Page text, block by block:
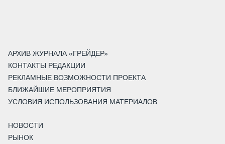
АРХИВ ЖУРНАЛА «ГРЕЙДЕР»
КОНТАКТЫ РЕДАКЦИИ
РЕКЛАМНЫЕ ВОЗМОЖНОСТИ ПРОЕКТА
БЛИЖАЙШИЕ МЕРОПРИЯТИЯ
УСЛОВИЯ ИСПОЛЬЗОВАНИЯ МАТЕРИАЛОВ
НОВОСТИ
РЫНОК